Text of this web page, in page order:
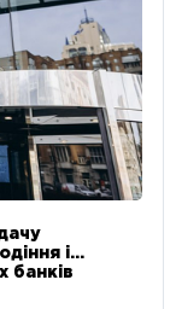
і
банків